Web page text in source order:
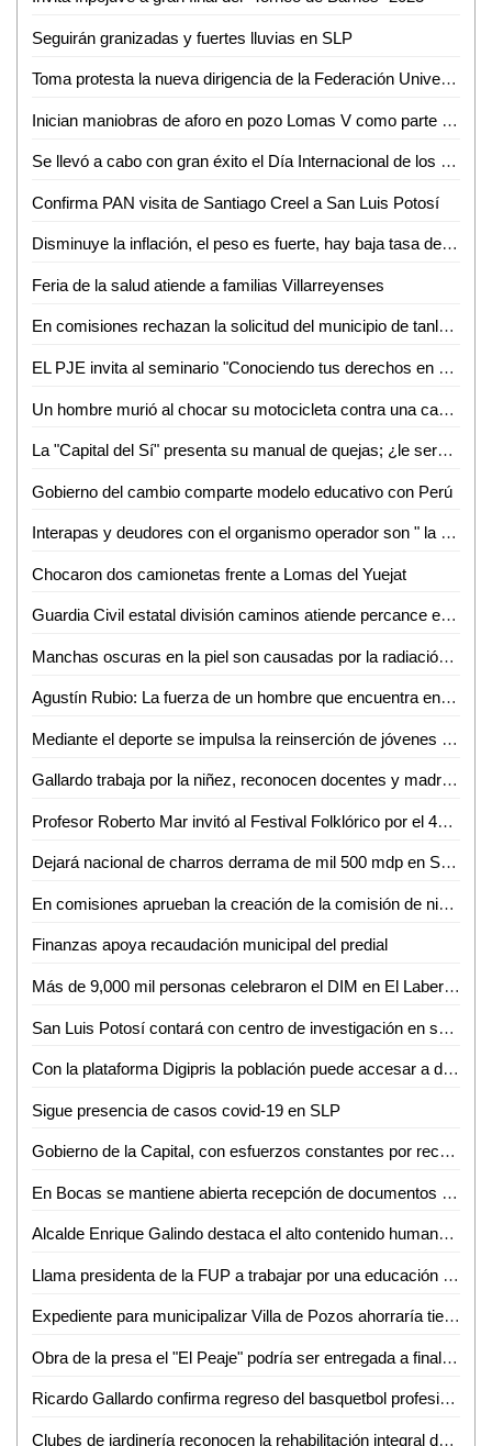
Seguirán granizadas y fuertes lluvias en SLP
Toma protesta la nueva dirigencia de la Federación Universitaria Potosina (FUP) de la UASLP para el periodo 2023-2025
Inician maniobras de aforo en pozo Lomas V como parte del "Plan emergente de agua"
Se llevó a cabo con gran éxito el Día Internacional de los Museos 2023
Confirma PAN visita de Santiago Creel a San Luis Potosí
Disminuye la inflación, el peso es fuerte, hay baja tasa de desempleo, y hay buen crecimiento económico: AMLO
Feria de la salud atiende a familias Villarreyenses
En comisiones rechazan la solicitud del municipio de tanlajás para pedir un préstamo por tres millones de pesos
EL PJE invita al seminario "Conociendo tus derechos en materia familiar"
Un hombre murió al chocar su motocicleta contra una camioneta en Tanlajás
La "Capital del Sí" presenta su manual de quejas; ¿le servirá?
Gobierno del cambio comparte modelo educativo con Perú
Interapas y deudores con el organismo operador son " la misma porquería": Gobernador
Chocaron dos camionetas frente a Lomas del Yuejat
Guardia Civil estatal división caminos atiende percance en la carretera 80-D
Manchas oscuras en la piel son causadas por la radiación ultravioleta: Dra. Selene Gutiérrez
Agustín Rubio: La fuerza de un hombre que encuentra en la música y el baile su refugio tras sufrir tragedias
Mediante el deporte se impulsa la reinserción de jóvenes y adolescentes privados de su libertad
Gallardo trabaja por la niñez, reconocen docentes y madres de familia
Profesor Roberto Mar invitó al Festival Folklórico por el 46 aniversario del Grupo Folklórico Huasteco
Dejará nacional de charros derrama de mil 500 mdp en San Luis Potosí
En comisiones aprueban la creación de la comisión de niñas, niños, adolescentes y jóvenes del Congreso del Estado: Dip. Gabriela Martínez Lárraga
Finanzas apoya recaudación municipal del predial
Más de 9,000 mil personas celebraron el DIM en El Laberinto
San Luis Potosí contará con centro de investigación en salud
Con la plataforma Digipris la población puede accesar a diversos trámites sanitarios las 24 horas sin necesidad de filas
Sigue presencia de casos covid-19 en SLP
Gobierno de la Capital, con esfuerzos constantes por recuperar el esplendor de nuestro Centro Histórico
En Bocas se mantiene abierta recepción de documentos para tramitar la cartilla de identidad del Servicio Militar Nacional
Alcalde Enrique Galindo destaca el alto contenido humano del programa De Corazón mi Casa
Llama presidenta de la FUP a trabajar por una educación justa, inclusiva y de calidad
Expediente para municipalizar Villa de Pozos ahorraría tiempos
Obra de la presa el "El Peaje" podría ser entregada a finales del mes de junio
Ricardo Gallardo confirma regreso del basquetbol profesional
Clubes de jardinería reconocen la rehabilitación integral del Parque de Morales que arrancó el Gobierno de la Capital